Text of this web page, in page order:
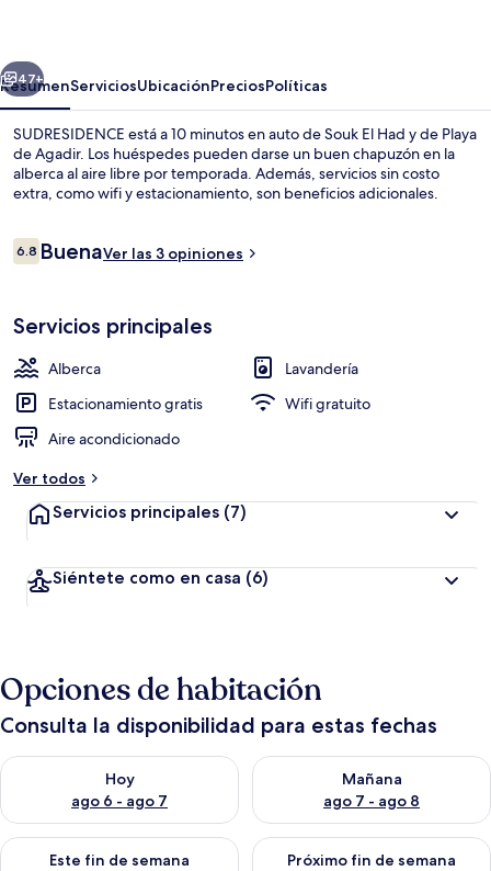
Siguiente
47+
ResumenServiciosUbicaciónPreciosPolíticas
SUDRESIDENCE está a 10 minutos en auto de Souk El Had y de Playa
de Agadir. Los huéspedes pueden darse un buen chapuzón en la
alberca al aire libre por temporada. Además, servicios sin costo
extra, como wifi y estacionamiento, son beneficios adicionales.
Opiniones
6.86.8 de 10,
BuenaVer las 3 opiniones
Servicios principales
Alberca
Lavandería
Estacionamiento gratis
Wifi gratuito
Aire acondicionado
Ver todos
Servicios principales (7)
Siéntete como en casa (6)
Opciones de habitación
Consulta la disponibilidad para estas fechas
Hoy
ago 6 - ago 7
Consulta la disponibilidad para hoy ago 6 - ago 7
Mañana
ago 7 - ago 8
Consulta la disponibilidad
Este fin de semana
Consulta la disponibilidad para este fin de semana ago 7 -
Próximo fin de semana
Consulta la disponibilidad